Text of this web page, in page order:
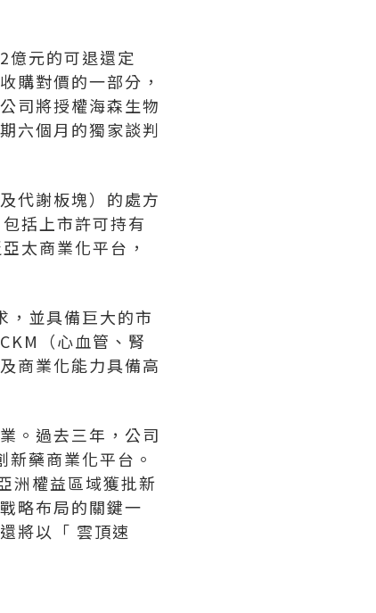
億元的可退還定
購對價的一部分，
司將授權海森生物
六個月的獨家談判
代謝板塊）的處方
括上市許可持有
太商業化平台，
，並具備巨大的市
（心血管、腎
商業化能力具備高
。過去三年，公司
藥商業化平台。
洲權益區域獲批新
略布局的關鍵一
將以「 雲頂速